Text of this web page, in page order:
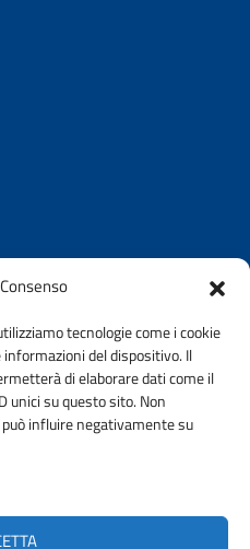
tecnologie come i cookie
del dispositivo. Il
di elaborare dati come il
unici su questo sito. Non
influire negativamente su